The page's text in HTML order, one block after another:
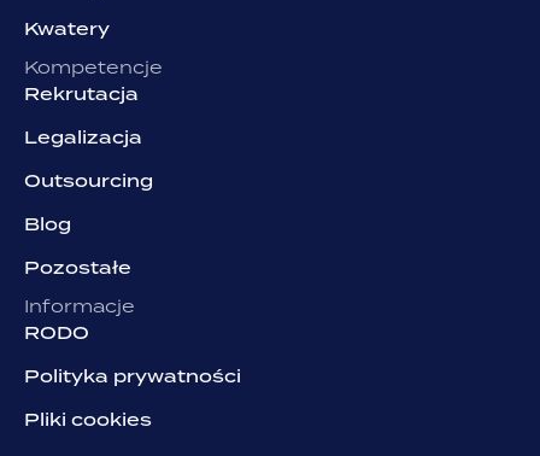
Kwatery
Kompetencje
Rekrutacja
Legalizacja
Outsourcing
Blog
Pozostałe
Informacje
RODO
Polityka prywatności
Pliki cookies